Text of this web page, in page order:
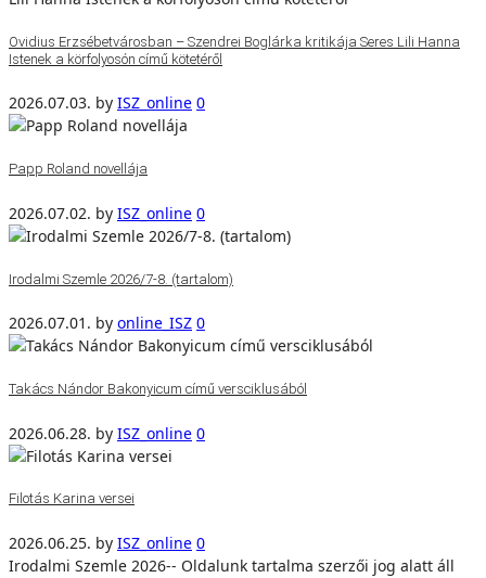
Ovidius Erzsébetvárosban – Szendrei Boglárka kritikája Seres Lili Hanna
Istenek a körfolyosón című kötetéről
2026.07.03. by ISZ_online 0
Papp Roland novellája
2026.07.02. by ISZ_online 0
Irodalmi Szemle 2026/7-8. (tartalom)
2026.07.01. by online_ISZ 0
Takács Nándor Bakonyicum című versciklusából
2026.06.28. by ISZ_online 0
Filotás Karina versei
2026.06.25. by ISZ_online 0
Irodalmi Szemle 2026-- Oldalunk tartalma szerzői jog alatt áll